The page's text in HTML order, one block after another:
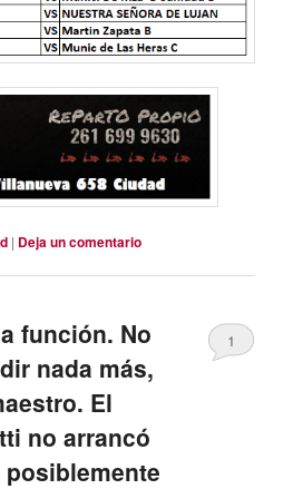
| Deja un comentario
función. No
nada más,
El
no arrancó
1